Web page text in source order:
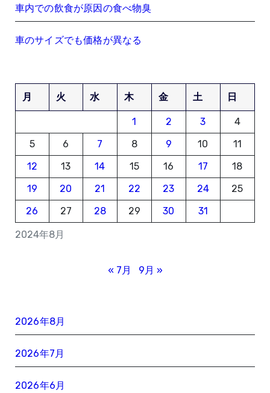
車内での飲食が原因の食べ物臭
車のサイズでも価格が異なる
2024年8月
月 火 水 木 金 土 日
1 2 3
4
5
6 7 8 9 10
11
12
13 14 15 16 17
18
19
20 21 22 23 24
25
26
27 28 29 30 31
« 7月 9月 »
2026年8月
2026年7月
2026年6月